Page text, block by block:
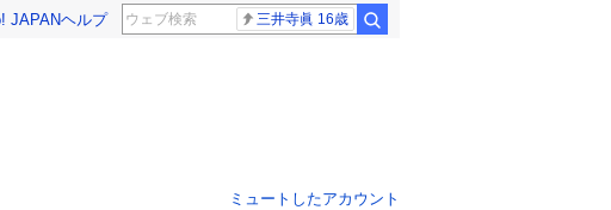
JAPANヘルプ 三井寺眞 16歳
ミュートしたアカウント